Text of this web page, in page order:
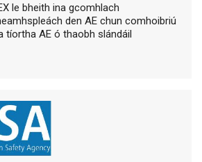
le bheith ina gcomhlach
den AE chun comhoibriú
tíortha AE ó thaobh slándáil